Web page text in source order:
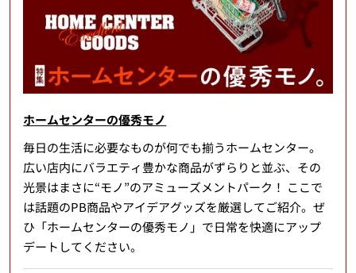
ホームセンターの優秀モノ
毎日の生活に必要なものが何でも揃うホームセンター。
広い店内にバラエティ豊かな商品がずらりと並ぶ、その
光景はまさに“モノ”のアミューズメントパーク！ ここで
は話題のPB商品やアイデアグッズを厳選してご紹介。ぜ
ひ「ホームセンターの優秀モノ」で日常を快適にアップ
デートしてください。